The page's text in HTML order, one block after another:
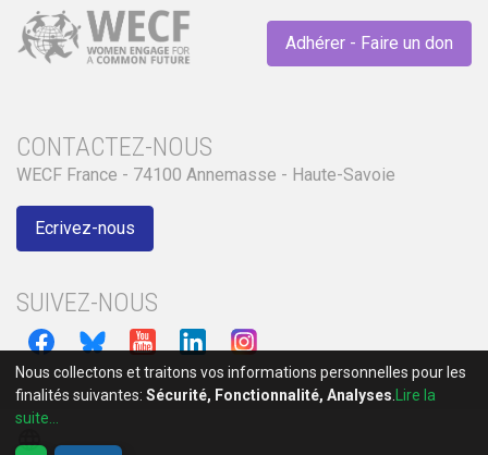
Adhérer - Faire un don
CONTACTEZ-NOUS
WECF France - 74100 Annemasse - Haute-Savoie
Ecrivez-nous
SUIVEZ-NOUS
language
Nous collectons et traitons vos informations personnelles pour les
finalités suivantes: Sécurité, Fonctionnalité, Analyses
Lire la
suite...